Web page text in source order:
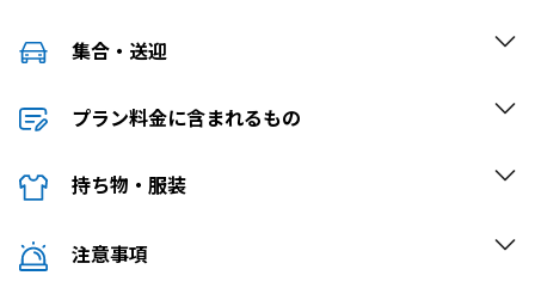
集合・送迎
〒907-0013 沖縄県石垣市浜崎町３丁目2-12
ます。
プラン料金に含まれるもの
持ち物・服装
【服装】濡れても問題ない服装でお越しください。
注意事項